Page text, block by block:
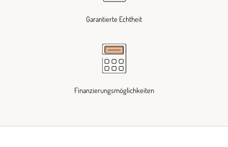
Garantierte Echtheit
Finanzierungsmöglichkeiten